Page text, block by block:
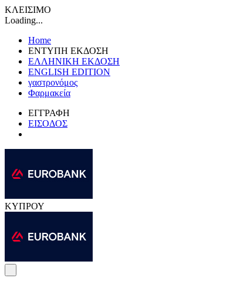
ΚΛΕΙΣΙΜΟ
Loading...
Home
ΕΝΤΥΠΗ ΕΚΔΟΣΗ
ΕΛΛΗΝΙΚΗ ΕΚΔΟΣΗ
ENGLISH EDITION
γαστρονόμος
Φαρμακεία
ΕΓΓΡΑΦΗ
ΕΙΣΟΔΟΣ
ΚΥΠΡΟΥ